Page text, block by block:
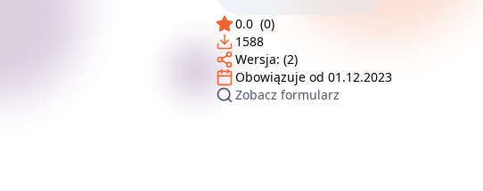
0.0 (0)
1588
Wersja: (2)
Obowiązuje od 01.12.2023
Zobacz formularz